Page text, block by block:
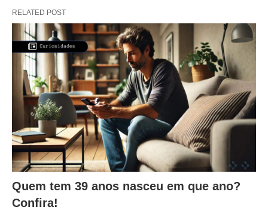
RELATED POST
Quem tem 39 anos nasceu em que ano?
Confira!